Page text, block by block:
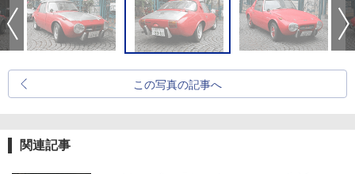
この写真の記事へ
関連記事